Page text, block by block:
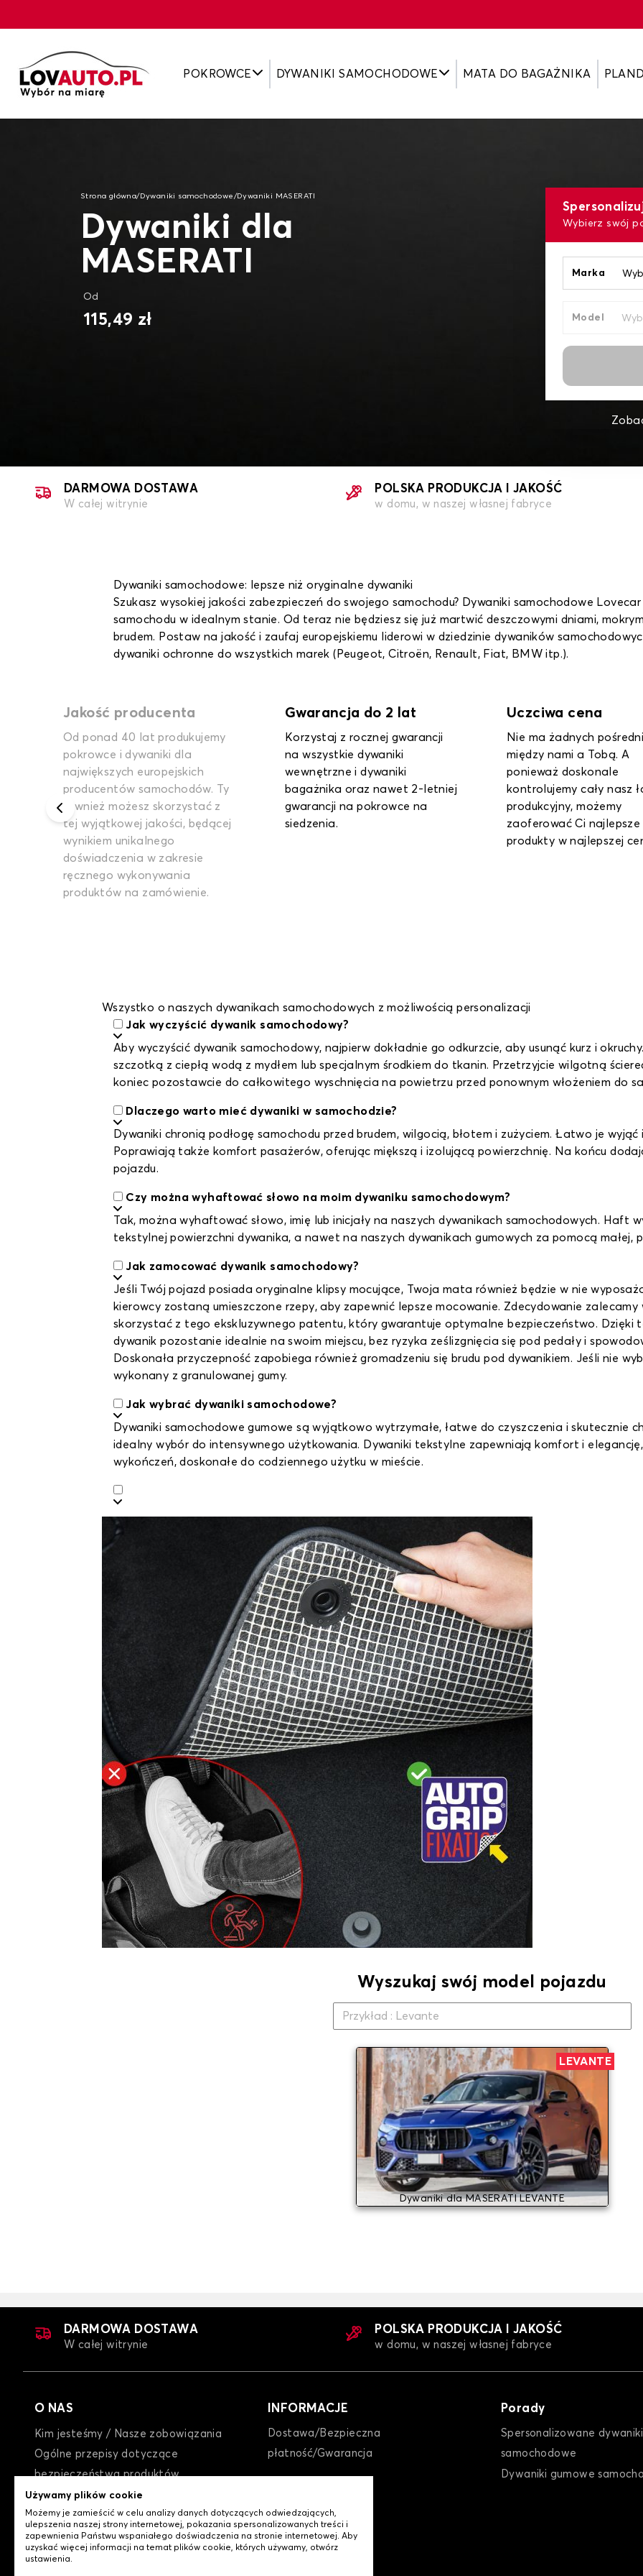
POKROWCE DYWANIKI SAMOCHODOWE MATA DO BAGAŻNIKA
Strona główna/Dywaniki samochodowe / Dywaniki MASERATI
Dywaniki dla
MASERATI
Od
115,49 zł
Wybierz swój
Marka
Model
DARMOWA DOSTAWA
W całej witrynie
POLSKA PRODUKCJA I JAKOŚĆ
w domu, w naszej własnej fabryce
Dywaniki samochodowe: lepsze niż oryginalne dywaniki
Szukasz wysokiej jakości zabezpieczeń do swojego samochodu? Dywaniki samochodowe
samochodu w idealnym stanie. Od teraz nie będziesz się już martwić deszczowymi dniami,
brudem. Postaw na jakość i zaufaj europejskiemu liderowi w dziedzinie dywaników
dywaniki ochronne do wszystkich marek (Peugeot, Citroën, Renault, Fiat, BMW itp.).
Gwarancja do 2 lat
Korzystaj z rocznej gwarancji
na wszystkie dywaniki
wewnętrzne i dywaniki
bagażnika oraz nawet 2-letniej
gwarancji na pokrowce na
siedzenia.
Uczciwa cena
Nie ma żadnych pośredników
między nami a Tobą. A
ponieważ doskonale
kontrolujemy cały nasz łańcuch
produkcyjny, możemy
zaoferować Ci najlepsze
Łatwa instalacja
Zestawy montażowe,
lub filmy instruktażowe –
oferujemy wiele sprytnych
narzędzi, które ułatwią
montaż naszych
Twoim samochodzie.
Wszystko o naszych dywanikach samochodowych z możliwością personalizacji
Jak wyczyścić dywanik samochodowy?
Aby wyczyścić dywanik samochodowy, najpierw dokładnie go odkurzcie, aby usunąć kurz i
szczotką z ciepłą wodą z mydłem lub specjalnym środkiem do tkanin. Przetrzyjcie wilgotną
koniec pozostawcie do całkowitego wyschnięcia na powietrzu przed ponownym włożeniem do
Dlaczego warto mieć dywaniki w samochodzie?
Dywaniki chronią podłogę samochodu przed brudem, wilgocią, błotem i zużyciem. Łatwo je wyjąć
Poprawiają także komfort pasażerów, oferując miększą i izolującą powierzchnię. Na końcu
pojazdu.
Czy można wyhaftować słowo na moim dywaniku samochodowym?
Tak, można wyhaftować słowo, imię lub inicjały na naszych dywanikach samochodowych. Haft
tekstylnej powierzchni dywanika, a nawet na naszych dywanikach gumowych za pomocą małej,
Jak zamocować dywanik samochodowy?
Jeśli Twój pojazd posiada oryginalne klipsy mocujące, Twoja mata również będzie w nie
kierowcy zostaną umieszczone rzepy, aby zapewnić lepsze mocowanie. Zdecydowanie
skorzystać z tego ekskluzywnego patentu, który gwarantuje optymalne bezpieczeństwo. Dzięki
dywanik pozostanie idealnie na swoim miejscu, bez ryzyka ześlizgnięcia się pod pedały i
Doskonała przyczepność zapobiega również gromadzeniu się brudu pod dywanikiem. Jeśli nie
wykonany z granulowanej gumy.
Jak wybrać dywaniki samochodowe?
Dywaniki samochodowe gumowe są wyjątkowo wytrzymałe, łatwe do czyszczenia i skutecznie
idealny wybór do intensywnego użytkowania. Dywaniki tekstylne zapewniają komfort i
wykończeń, doskonałe do codziennego użytku w mieście.
Wyszukaj swój model pojazdu
LEVANTE
Dywaniki dla MASERATI LEVANTE
DARMOWA DOSTAWA
W całej witrynie
POLSKA PRODUKCJA I JAKOŚĆ
w domu, w naszej własnej fabryce
O NAS
Kim jesteśmy / Nasze zobowiązania
Ogólne przepisy dotyczące
bezpieczeństwa produktów
GTC
Polityka prywatności / Cookies
Kontakt z nami
INFORMACJE
Dostawa/Bezpieczna
płatność/Gwarancja
Porady
Spersonalizowane dywaniki
samochodowe
Dywaniki gumowe
Używamy plików cookie
Możemy je zamieścić w celu analizy danych dotyczących odwiedzających,
ulepszenia naszej strony internetowej, pokazania spersonalizowanych treści i
zapewnienia Państwu wspaniałego doświadczenia na stronie internetowej. Aby
uzyskać więcej informacji na temat plików cookie, których używamy, otwórz
ustawienia.